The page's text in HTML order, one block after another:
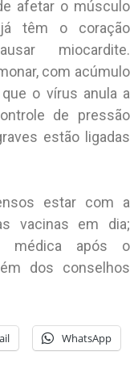
afetar o músculo
têm o coração
miocardite.
com acúmulo
o vírus anula a
de pressão
estão ligadas
estar com a
vacinas em dia;
médica após o
dos conselhos
WhatsApp